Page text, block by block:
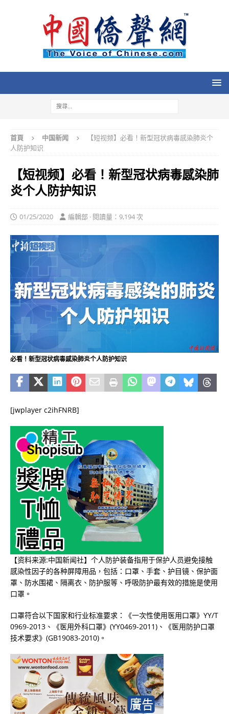
首頁 中国新闻
【短视频】必看！新型冠状病毒感染肺炎个
人防护知识
【短视频】必看！新型冠状病毒感染肺
炎个人防护知识
01/25/2020 編輯部 · 閱讀量：9,194 次
必看！新型冠状病毒感染肺炎个人防护知识
[jwplayer c2ihFNRB]
【资料来源:中国新闻社】个人防护装备指用于保护人员避免接触
感染性因子的各种屏障用品，包括：口罩、手套、护目镜、保护面
罩、防水围裙、隔离衣、防护服等、呼吸防护最有效的措施是使用
口罩。
口罩符合以下国家和行业标准要求：《一次性使用医用口罩》YY/T
0969-2013、《医用外科口罩》(YY0469-2011)、《医用防护口罩
技术要求》(GB19083-2010)。